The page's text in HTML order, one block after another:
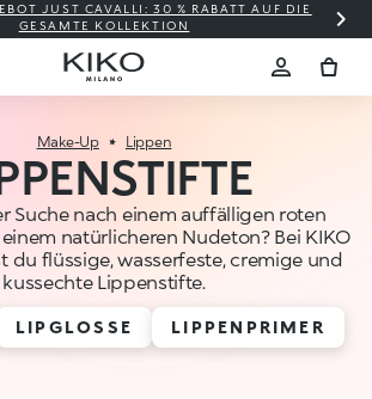
JUST CAVALLI: 30 % RABATT AUF DIE
GESAMTE KOLLEKTION
Make-Up Lippen
Suche nach einem auffälligen roten
natürlicheren Nudeton? Bei KIKO
du flüssige, wasserfeste, cremige und
kussechte Lippenstifte.
LIPGLOSSE LIPPENPRIMER